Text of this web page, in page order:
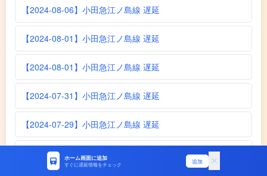
【2024-08-06】小田急江ノ島線 遅延
【2024-08-01】小田急江ノ島線 遅延
【2024-08-01】小田急江ノ島線 遅延
【2024-07-31】小田急江ノ島線 遅延
【2024-07-29】小田急江ノ島線 遅延
【2024-07-28】小田急江ノ島線 遅延
ホーム画面に追加
すぐに遅延情報をチェック 追加